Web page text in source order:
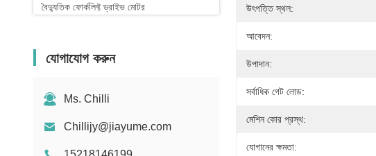
বৈদ্যুতিক ফোর্কলিফ্ট ড্রাইভ মোটর
যোগাযোগ করুন
Ms. Chilli
Chillijy@jiayume.com
উৎপত্তি স্থল:
আবেদন:
উপাদান:
সর্বাধিক গেট লোড:
মেশিন কোর প্রস্থ:
যোগানের ক্ষমতা: